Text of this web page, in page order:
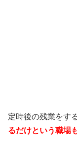
定時後の残業をす
るだけという職場